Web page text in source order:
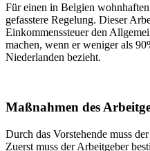
Für einen in Belgien
gefasstere Regelung. Dieser
Einkommenssteuer den
machen, wenn er weniger als
Niederlanden bezieht.
Maßnahmen des
Durch das Vorstehende muss
Zuerst muss der Arbeitgeber